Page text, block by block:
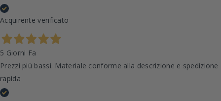
Acquirente verificato
5 Giorni Fa
Prezzi più bassi. Materiale conforme alla descrizione e spedizione
rapida